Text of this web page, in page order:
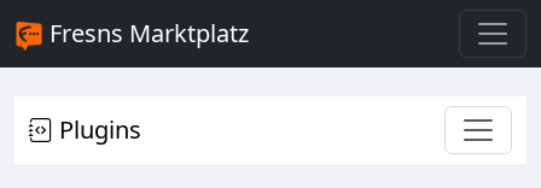
Fresns Marktplatz
Plugins